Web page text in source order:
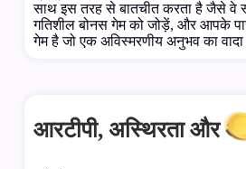
साथ इस तरह से बातचीत करता है जैसे वे
गतिशील बोनस गेम को जोड़ें, और आपके
गेम है जो एक अविस्मरणीय अनुभव का
आरटीपी, अस्थिरता और